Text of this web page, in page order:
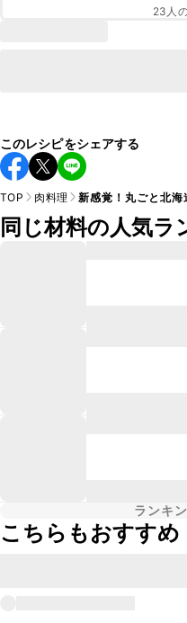
23 人
このレシピをシェアする
TOP 肉料理 新感覚！丸ごと北
同じ材料の人気ラ
ランキ
こちらもおすすめ